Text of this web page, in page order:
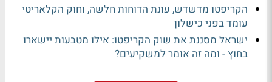
הקריפטו מדשדש, עונת הדוחות חלשה, וחוק הקלאריטי
עומד בפני כישלון
ישראל מסננת את שוק הקריפטו: אילו מטבעות יישארו
בחוץ - ומה זה אומר למשקיעים?